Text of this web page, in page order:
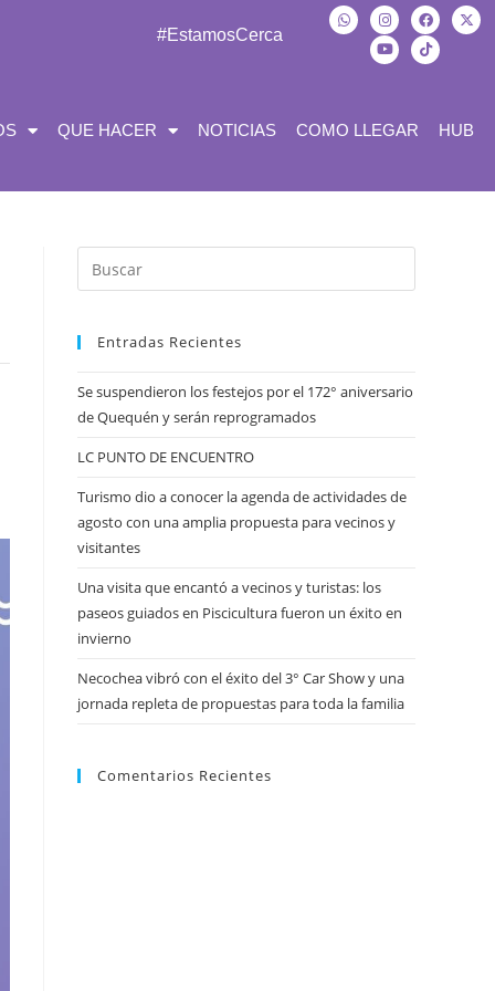
#EstamosCerca
QUE HACER NOTICIAS COMO LLEGAR HUB
Entradas Recientes
Se suspendieron los festejos por el 172° aniversario
de Quequén y serán reprogramados
LC PUNTO DE ENCUENTRO
Turismo dio a conocer la agenda de actividades de
agosto con una amplia propuesta para vecinos y
visitantes
Una visita que encantó a vecinos y turistas: los
paseos guiados en Piscicultura fueron un éxito en
invierno
Necochea vibró con el éxito del 3° Car Show y una
jornada repleta de propuestas para toda la familia
Comentarios Recientes